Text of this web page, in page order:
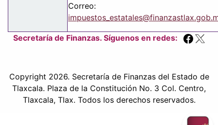
Correo:
Secretaría de Finanzas. Síguenos en redes:
Copyright 2026. Secretaría de Finanzas del Estado de
Tlaxcala. Plaza de la Constitución No. 3 Col. Centro,
Tlaxcala, Tlax. Todos los derechos reservados.